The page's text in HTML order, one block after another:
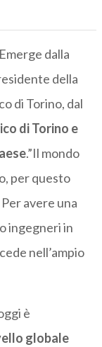
dalla
della
di Torino, dal
di Torino e
.”Il mondo
per questo
avere una
ingegneri in
nell’ampio
è
globale